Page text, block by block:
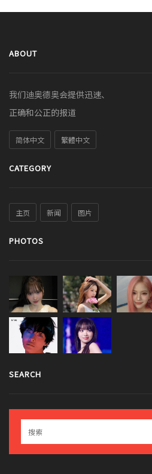
ABOUT
我们迪奥德奥会提供迅速、
正确和公正的报道
简体中文 繁體中文
CATEGORY
主页 新闻 图片
PHOTOS
SEARCH